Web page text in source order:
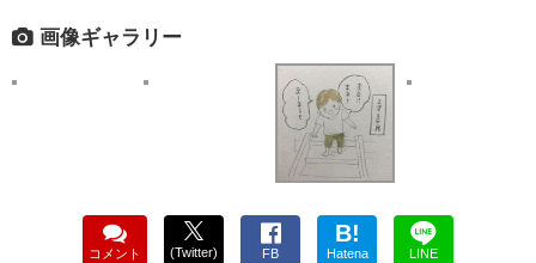
画像ギャラリー
コメント (Twitter) FB
B!
Hatena LINE